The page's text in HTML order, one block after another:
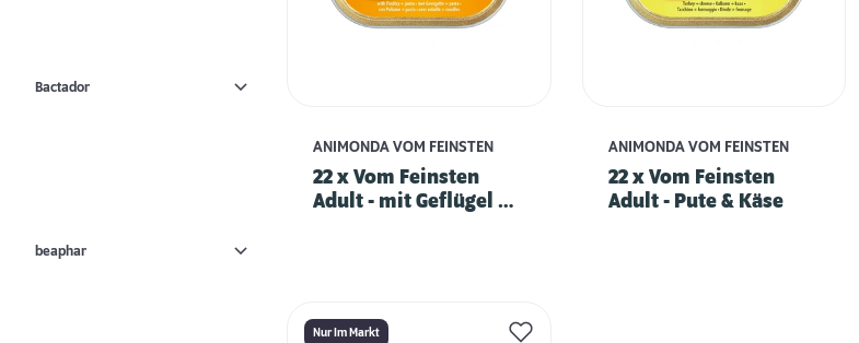
Bactador
beaphar
ANIMONDA VOM FEINSTEN
22 x Vom Feinsten
Adult - mit Geflügel &
ANIMONDA VOM FEINSTEN
22 x Vom Feinsten
Adult - Pute & Käse
Nur Im Markt